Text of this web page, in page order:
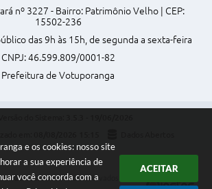
e os cookies: nosso site
a sua experiência de
você concorda com a
ACEITAR
nº 3227 - Bairro: Patrimônio Velho | CEP:
15502-236
das 9h às 15h, de segunda a sexta-feira
CNPJ: 46.599.809/0001-82
Prefeitura de Votuporanga
Todos os direitos reservados -